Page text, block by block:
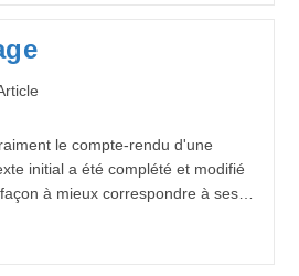
le compte-rendu d'une
initial a été complété et modifié
à mieux correspondre à ses…